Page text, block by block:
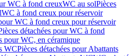
WC à fond creuxWC au solPièces
WC à fond creux pour réservoir
WC à fond creux pour réservoir
détachées pour WC à fond
pour WC, en céramique
WCPièces détachées pour Abattants